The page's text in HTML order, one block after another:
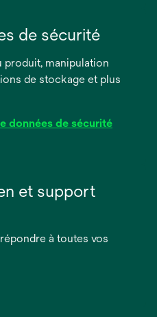
de sécurité
manipulation
de stockage et plus
données de sécurité
et support
à toutes vos